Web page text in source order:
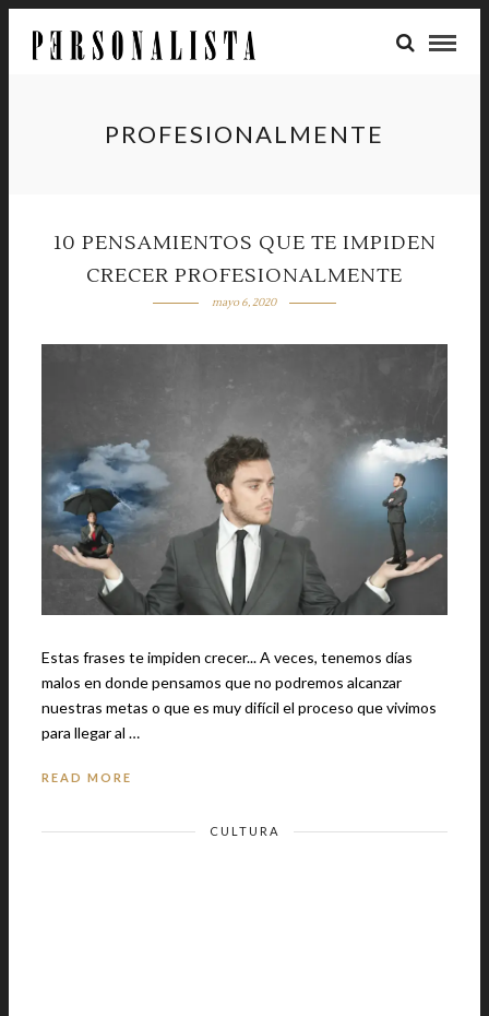
PROFESIONALMENTE
10 PENSAMIENTOS QUE TE IMPIDEN
CRECER PROFESIONALMENTE
mayo 6, 2020
Estas frases te impiden crecer... A veces, tenemos días
malos en donde pensamos que no podremos alcanzar
nuestras metas o que es muy difícil el proceso que vivimos
para llegar al …
READ MORE
CULTURA